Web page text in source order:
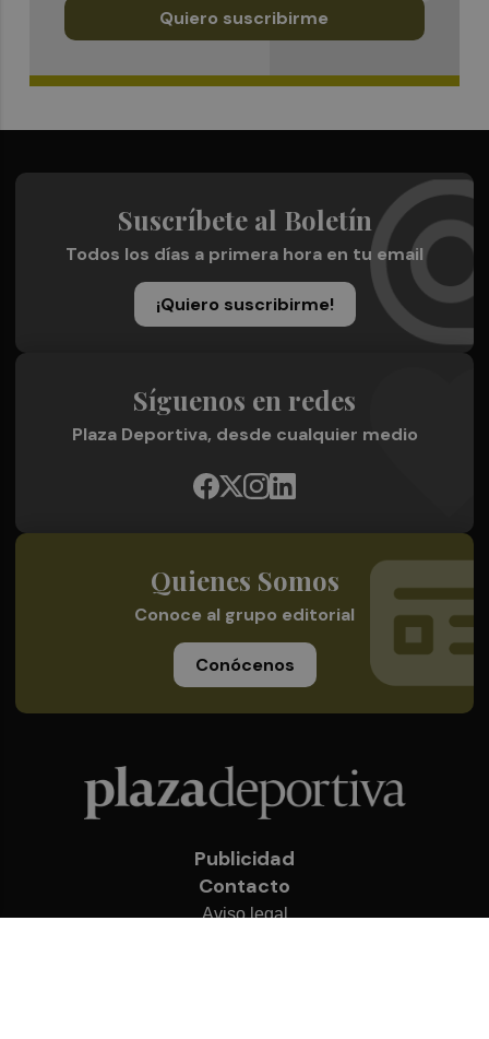
Quiero suscribirme
Suscríbete al Boletín
Todos los días a primera hora en tu email
¡Quiero suscribirme!
Síguenos en redes
Plaza Deportiva, desde cualquier medio
Quienes Somos
Conoce al grupo editorial
Conócenos
Publicidad
Contacto
Aviso legal